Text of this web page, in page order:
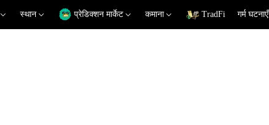
स्थान प्रेडिक्शन मार्केट कमाना TradFi गर्म घटनाएँ